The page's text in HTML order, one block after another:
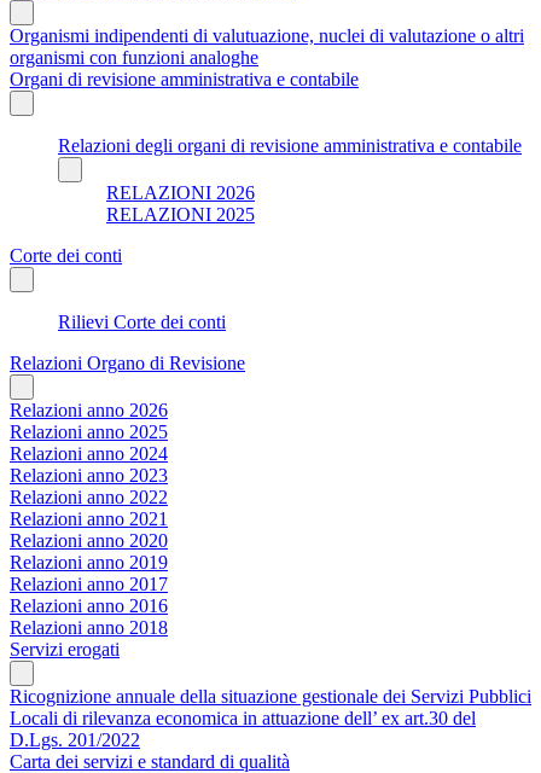
Organismi indipendenti di valutuazione, nuclei di valutazione o altri
organismi con funzioni analoghe
Organi di revisione amministrativa e contabile
Relazioni degli organi di revisione amministrativa e contabile
RELAZIONI 2026
RELAZIONI 2025
Corte dei conti
Rilievi Corte dei conti
Relazioni Organo di Revisione
Relazioni anno 2026
Relazioni anno 2025
Relazioni anno 2024
Relazioni anno 2023
Relazioni anno 2022
Relazioni anno 2021
Relazioni anno 2020
Relazioni anno 2019
Relazioni anno 2017
Relazioni anno 2016
Relazioni anno 2018
Servizi erogati
Ricognizione annuale della situazione gestionale dei Servizi Pubblici
Locali di rilevanza economica in attuazione dell’ ex art.30 del
D.Lgs. 201/2022
Carta dei servizi e standard di qualità